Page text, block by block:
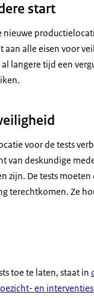
start
nieuwe
alle eisen voor
langere tijd een
voor de tests
deskundige
zijn. De tests
terechtkomen. Ze
toe te laten, staat in
en